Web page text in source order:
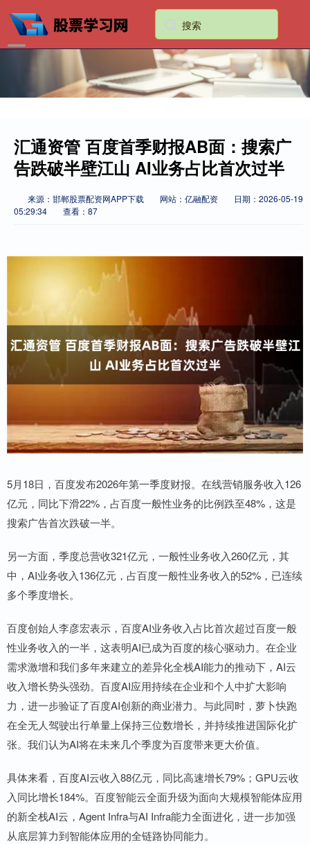
汇通资管 百度首季财报AB面：搜索广
告跌破半壁江山 AI业务占比首次过半
来源：邯郸股票配资网APP下载 网站：亿融配资
日期：2026-05-19
05:29:34
查看：87
5月18日，百度发布2026年第一季度财报。在线营销服务收入126
亿元，同比下滑22%，占百度一般性业务的比例跌至48%，这是
搜索广告首次跌破一半。
另一方面，季度总营收321亿元，一般性业务收入260亿元，其
中，AI业务收入136亿元，占百度一般性业务收入的52%，已连续
多个季度增长。
百度创始人李彦宏表示，百度AI业务收入占比首次超过百度一般
性业务收入的一半，这表明AI已成为百度的核心驱动力。在企业
需求激增和我们多年来建立的差异化全栈AI能力的推动下，AI云
收入增长势头强劲。百度AI应用持续在企业和个人中扩大影响
力，进一步验证了百度AI创新的商业潜力。与此同时，萝卜快跑
在全无人驾驶出行单量上保持三位数增长，并持续推进国际化扩
张。我们认为AI将在未来几个季度为百度带来更大价值。
具体来看，百度AI云收入88亿元，同比高速增长79%；GPU云收
入同比增长184%。百度智能云全面升级为面向大规模智能体应用
的新全栈AI云，Agent Infra与AI Infra能力全面进化，进一步加强
从底层算力到智能体应用的全链路协同能力。